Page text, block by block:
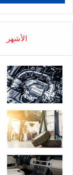
الأشهر